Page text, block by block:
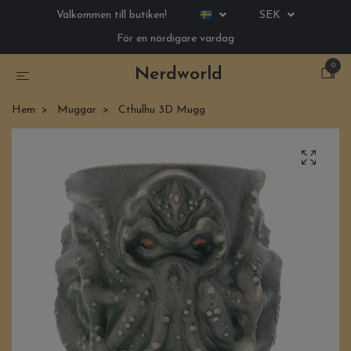
Välkommen till butiken!
SEK
För en nördigare vardag
Nerdworld
0
Hem Muggar Cthulhu 3D Mugg